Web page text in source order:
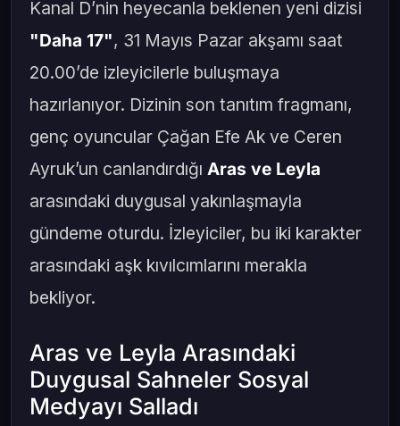
Kanal D’nin heyecanla beklenen yeni dizisi
"Daha 17", 31 Mayıs Pazar akşamı saat
20.00’de izleyicilerle buluşmaya
hazırlanıyor. Dizinin son tanıtım fragmanı,
genç oyuncular Çağan Efe Ak ve Ceren
Ayruk’un canlandırdığı Aras ve Leyla
arasındaki duygusal yakınlaşmayla
gündeme oturdu. İzleyiciler, bu iki karakter
arasındaki aşk kıvılcımlarını merakla
bekliyor.
Aras ve Leyla Arasındaki
Duygusal Sahneler Sosyal
Medyayı Salladı